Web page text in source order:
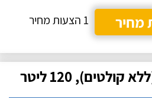
מחיר
1 הצעות מחיר
120 ליטר